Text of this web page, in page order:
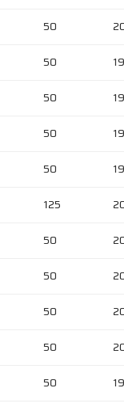
50
50
50
50
50
125
50
50
50
50
50